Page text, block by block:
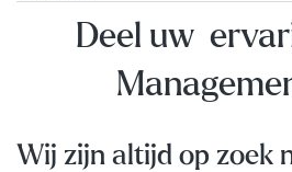
Deel uw
Wij zijn altijd op zoek